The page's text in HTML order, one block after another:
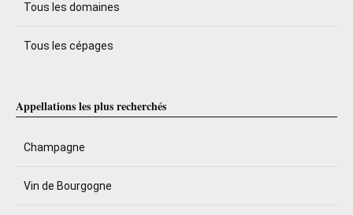
Tous les domaines
Tous les cépages
Appellations les plus recherchés
Champagne
Vin de Bourgogne